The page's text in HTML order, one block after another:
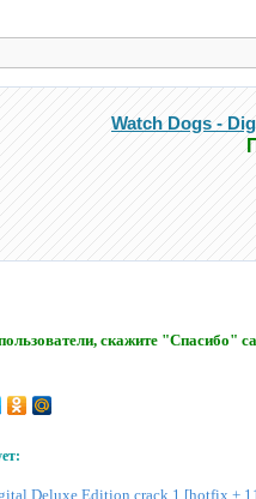
Watch Dogs -
скажите "Спасибо"
Deluxe Edition crack 1 [hotfix +